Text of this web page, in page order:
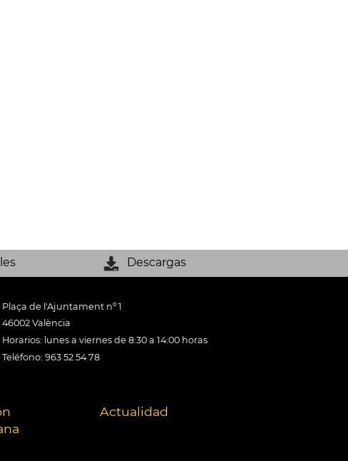
Descargas
Plaça de l'Ajuntament nº 1
46002 València
Horarios: lunes a viernes de 8:30 a 14:00 horas
Teléfono: 963 52 54 78
Actualidad